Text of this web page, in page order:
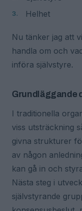
Helhet
Nu tänker jag att
handla om och
införa självstyre.
Grundläggande
I traditionella
viss utsträckning
givna strukturer
av någon
kan gå in och
Nästa steg i
självstyrande